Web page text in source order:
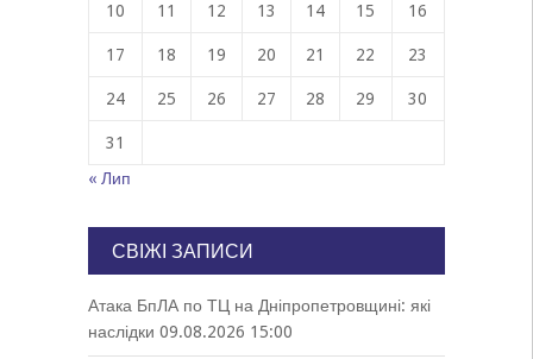
10 11 12 13 14 15 16
17 18 19 20 21 22 23
24 25 26 27 28 29 30
31
« Лип
СВІЖІ ЗАПИСИ
Атака БпЛА по ТЦ на Дніпропетровщині: які
наслідки 09.08.2026 15:00